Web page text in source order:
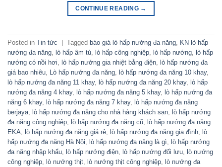
CONTINUE READING →
Posted in Tin tức | Tagged báo giá lò hấp nướng đa năng KN lò hấp
nướng đa năng lò hấp âm tủ lò hấp công nghiệp lò hấp nướng lò hấp
nướng có nồi hơi lò hấp nướng gia nhiệt bằng điện lò hấp nướng đa
giá bao nhiêu Lò hấp nướng đa năng lò hấp nướng đa năng 10 khay,
lò hấp nướng đa năng 11 khay, lò hấp nướng đa năng 20 khay, lò hấp
nướng đa năng 4 khay, lò hấp nướng đa năng 5 khay, lò hấp nướng đa
năng 6 khay, lò hấp nướng đa năng 7 khay, lò hấp nướng đa năng
berjaya lò hấp nướng đa năng cho nhà hàng khách sạn lò hấp nướng
đa năng công nghiệp lò hấp nướng đa năng cũ lò hấp nướng đa năng
EKA lò hấp nướng đa năng giá rẻ lò hấp nướng đa năng gia đình lò
hấp nướng đa năng Hà Nội lò hấp nướng đa năng là gì lò hấp nướng
đa năng nhập khẩu lò hấp nướng điện lò hấp nướng đối lưu lò nướng
công nghiệp lò nướng thịt lò nướng thịt công nghiệp lò nướng đa